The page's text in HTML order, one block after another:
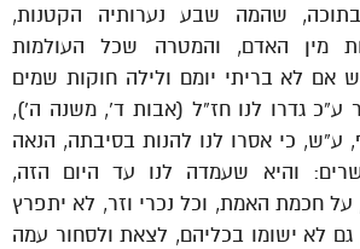
בתוכה, שהמה שבע נערותיה הקטנות,
מין האדם, והמטרה שכל העולמות
אם לא בריתי יומם ולילה חוקות שמים
גדרו לנו חז”ל (אבות ד’, משנה ה’),
כי אסרו לנו להנות בסיבתה, הנאה
והיא שעמדה לנו עד היום הזה,
על חכמת האמת, וכל נכרי וזר, לא יתפרץ
גם לא ישומו בכליהם, לצאת ולסחור עמה